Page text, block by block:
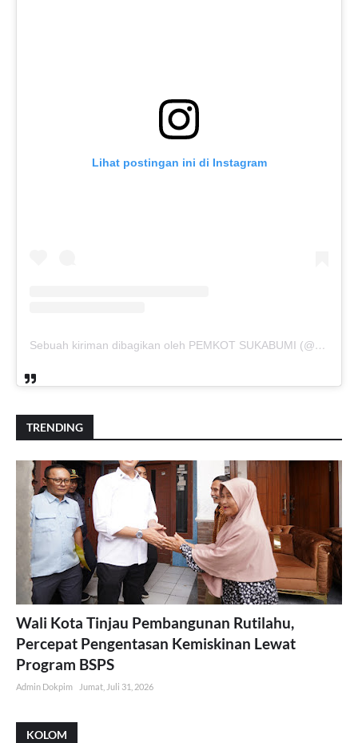
Lihat postingan ini di Instagram
Sebuah kiriman dibagikan oleh PEMKOT SUKABUMI (@pemkotsukabumi_)
TRENDING
Wali Kota Tinjau Pembangunan Rutilahu,
Percepat Pengentasan Kemiskinan Lewat
Program BSPS
Admin Dokpim Jumat, Juli 31, 2026
KOLOM